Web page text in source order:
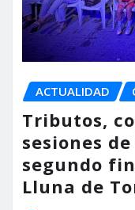
ACTUALIDAD
Tributos,
sesiones
segundo
Lluna de